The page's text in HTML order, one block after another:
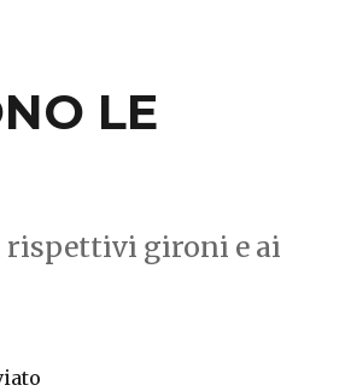
LE
rispettivi gironi e ai